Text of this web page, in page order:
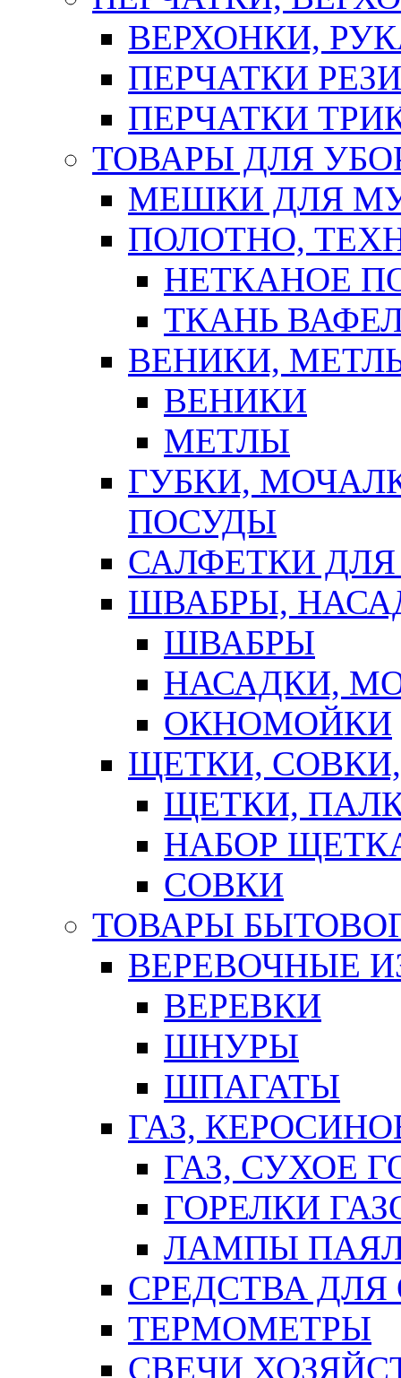
ВЕРХОНКИ,
ПЕРЧАТКИ
ПЕРЧАТКИ
ТОВАРЫ ДЛЯ
МЕШКИ ДЛЯ
ПОЛОТНО,
НЕТКАНОЕ
ТКАНЬ
ВЕНИКИ,
ВЕНИКИ
МЕТЛЫ
ГУБКИ,
ПОСУДЫ
САЛФЕТКИ
ШВАБРЫ,
ШВАБРЫ
НАСАДКИ,
ОКНОМОЙКИ
ЩЕТКИ,
ЩЕТКИ,
НАБОР
СОВКИ
ТОВАРЫ
ВЕРЕВОЧНЫЕ
ВЕРЕВКИ
ШНУРЫ
ШПАГАТЫ
ГАЗ,
ГАЗ, СУХОЕ
ГОРЕЛКИ
ЛАМПЫ
СРЕДСТВА
ТЕРМОМЕТРЫ
СВЕЧИ